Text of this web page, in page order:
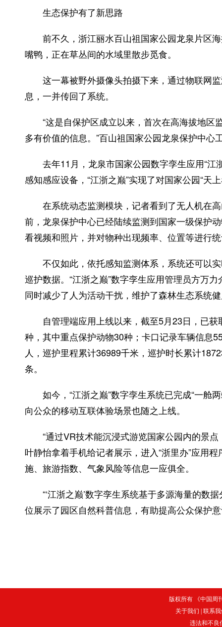
生态保护有了新思路
前不久，浙江丽水百山祖国家公园龙泉片区海
嘴鸭，正在草丛间的水域里散步觅食。
这一幕被野外摄像头拍摄下来，通过物联网监
息，一并传回了系统。
“这是自保护区成立以来，首次在高海拔地区
多有价值的信息。”百山祖国家公园龙泉保护中心
去年11月，龙泉市国家公园数字孪生应用“江
感知感应设备，“江浙之巅”实现了对国家公园“天
在系统动态监测模块，记者看到了无人机在高
前，龙泉保护中心已经陆续监测到国家一级保护
看视频和照片，并对物种出现频率、位置等进行
不仅如此，依托感知监测体系，系统还可以实
巡护数据。“江浙之巅”数字孪生应用管理员方万
同时减少了人为活动干扰，维护了森林生态系统
自管理端应用上线以来，截至5月23日，已获
种，其中重点保护动物30种；卡口记录车辆信息
人，巡护里程累计36989千米，巡护时长累计
条。
如今，“江浙之巅”数字孪生系统已完成“一舱
向公众的移动互联体验场景也随之上线。
“通过VR技术能沉浸式游览国家公园内的景点
叶静怡拿着手机给记者展示，进入“浙里办”应用
施、旅游指数、气象风险等信息一应俱全。
“‘江浙之巅’数字孪生系统基于多源海量的数
位展示了园区自然科普信息，有助提高公众保护
版权所有 《中国周
关于我们
联系
违法和不良